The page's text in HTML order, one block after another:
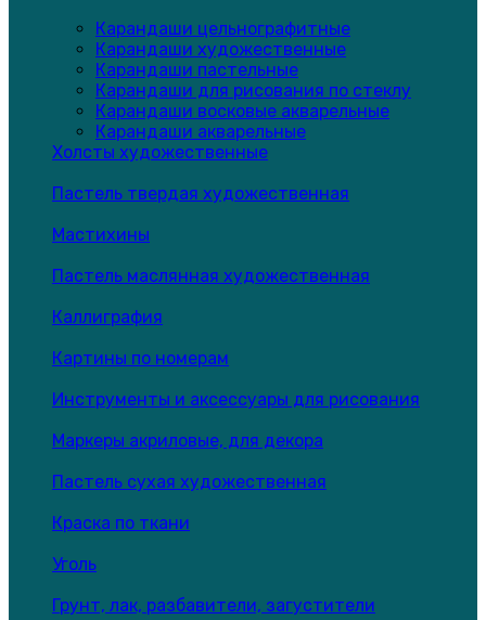
Карандаши цельнографитные
Карандаши художественные
Карандаши пастельные
Карандаши для рисования по стеклу
Карандаши восковые акварельные
Карандаши акварельные
Холсты художественные
Пастель твердая художественная
Мастихины
Пастель маслянная художественная
Каллиграфия
Картины по номерам
Инструменты и аксессуары для рисования
Маркеры акриловые, для декора
Пастель сухая художественная
Краска по ткани
Уголь
Грунт, лак, разбавители, загустители